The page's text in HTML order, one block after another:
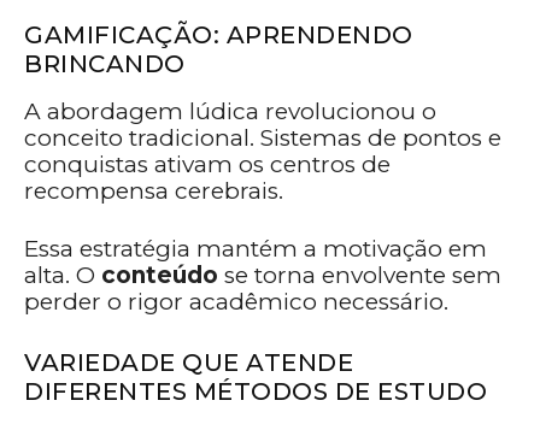
GAMIFICAÇÃO: APRENDENDO
BRINCANDO
A abordagem lúdica revolucionou o
conceito tradicional. Sistemas de pontos e
conquistas ativam os centros de
recompensa cerebrais.
Essa estratégia mantém a motivação em
alta. O conteúdo se torna envolvente sem
perder o rigor acadêmico necessário.
VARIEDADE QUE ATENDE
DIFERENTES MÉTODOS DE ESTUDO